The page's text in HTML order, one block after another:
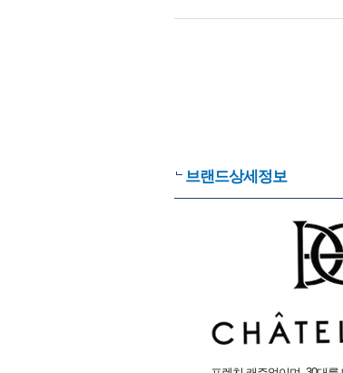
브랜드상세정보